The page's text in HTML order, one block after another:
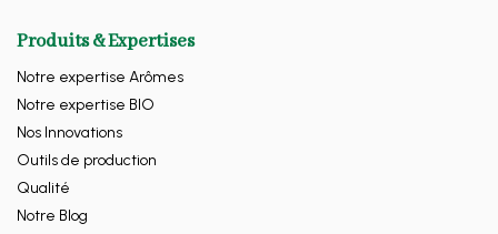
Produits & Expertises
Notre expertise Arômes
Notre expertise BIO
Nos Innovations
Outils de production
Qualité
Notre Blog